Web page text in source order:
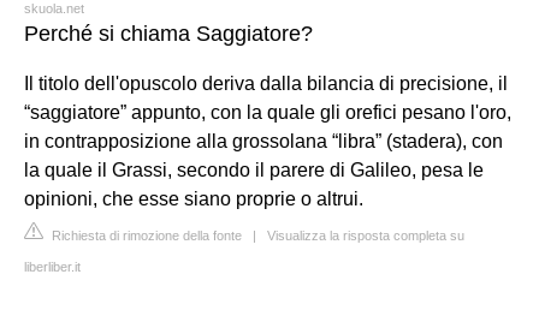
skuola.net
Perché si chiama Saggiatore?
Il titolo dell'opuscolo deriva dalla bilancia di precisione, il
“saggiatore” appunto, con la quale gli orefici pesano l'oro,
in contrapposizione alla grossolana “libra” (stadera), con
la quale il Grassi, secondo il parere di Galileo, pesa le
opinioni, che esse siano proprie o altrui.
Richiesta di rimozione della fonte | Visualizza la risposta completa su
liberliber.it